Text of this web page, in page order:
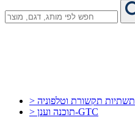
> תשתיות תקשורת וטלפוניה
> תוכנה וענן-GTC